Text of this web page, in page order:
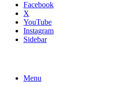
Facebook
X
YouTube
Instagram
Sidebar
Menu